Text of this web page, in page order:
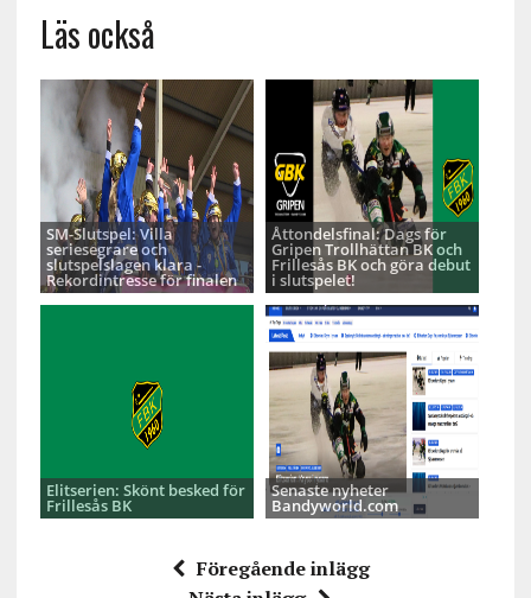
Läs också
SM-Slutspel: Villa
seriesegrare och
slutspelslagen klara -
Rekordintresse för finalen
Åttondelsfinal: Dags för
Gripen Trollhättan BK och
Frillesås BK och göra debut
i slutspelet!
Elitserien: Skönt besked för
Frillesås BK
Senaste nyheter
Bandyworld.com
Föregående inlägg